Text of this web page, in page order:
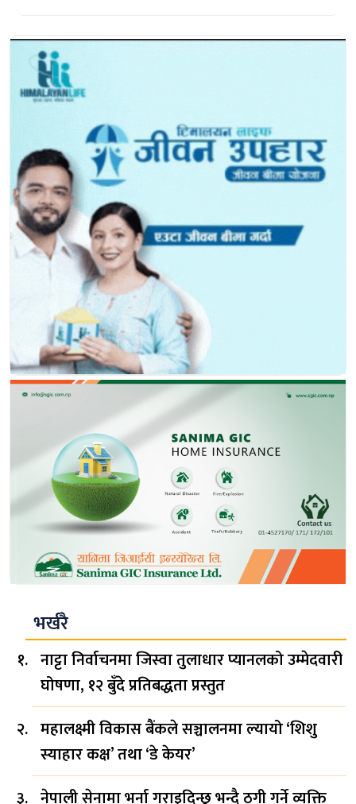
भर्खरै
नाट्टा निर्वाचनमा जिस्वा तुलाधार प्यानलको उम्मेदवारी
घोषणा, १२ बुँदे प्रतिबद्धता प्रस्तुत
महालक्ष्मी विकास बैंकले सञ्चालनमा ल्यायो ‘शिशु
स्याहार कक्ष’ तथा ‘डे केयर’
नेपाली सेनामा भर्ना गराइदिन्छु भन्दै ठगी गर्ने व्यक्ति